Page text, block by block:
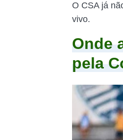
O CSA já
vivo.
Onde
pela